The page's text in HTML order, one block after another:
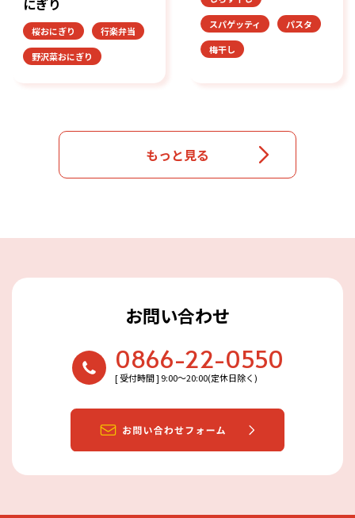
桜おにぎり
行楽弁当
野沢菜おにぎり
スパゲッティ
パスタ
梅干し
もっと見る
お問い合わせ
0866-22-0550
[ 受付時間 ] 9:00〜20:00(定休日除く)